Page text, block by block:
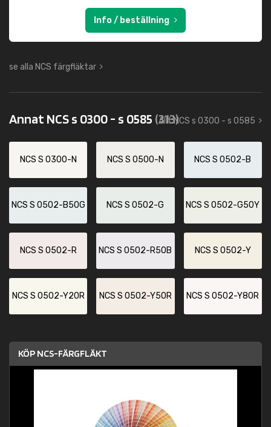
Info / beställning
se alla NCS färgfläktar
Annat NCS s 0300 - s 0585 (313)
Allt NCS s 0300 - s 0585
NCS S 0300-N NCS S 0500-N NCS S 0502-B
NCS S 0502-B50G NCS S 0502-G NCS S 0502-G50Y
NCS S 0502-R NCS S 0502-R50B NCS S 0502-Y
NCS S 0502-Y20R NCS S 0502-Y50R NCS S 0502-Y80R
KÖP NCS-FÄRGFLÄKT